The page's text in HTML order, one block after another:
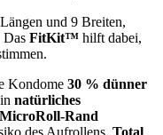
und 9 Breiten,
Das FitKit™ hilft dabei,
Kondome 30 % dünner
natürliches
Rand
des Aufrollens. Total